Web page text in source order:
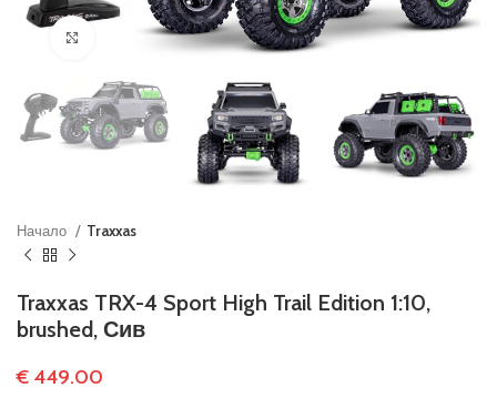
Click to enlarge
Начало Traxxas
Traxxas TRX-4 Sport High Trail Edition 1:10,
brushed, Сив
€ 449.00